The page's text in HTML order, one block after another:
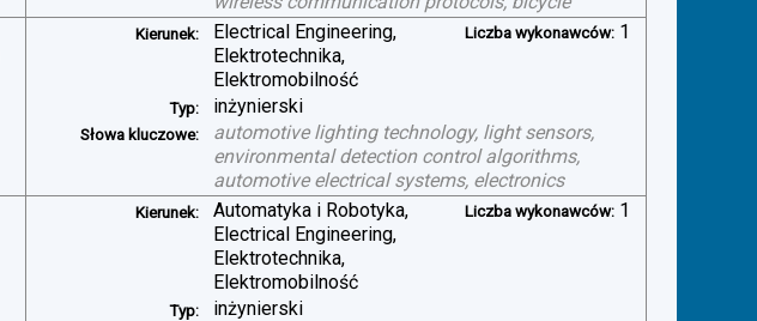
Kierunek:
Electrical Engineering,
Elektrotechnika,
Elektromobilność
Liczba wykonawców: 1
Typ: inżynierski
Słowa kluczowe:
automotive lighting technology, light sensors,
environmental detection control algorithms,
automotive electrical systems, electronics
Kierunek:
Automatyka i Robotyka,
Electrical Engineering,
Elektrotechnika,
Elektromobilność
Liczba wykonawców: 1
Typ: inżynierski